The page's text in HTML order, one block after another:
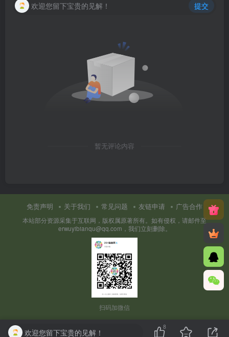
欢迎您留下宝贵的见解！ 提交
暂无评论内容
免责声明 关于我们 常见问题 友链申请 广告合作
本站部分资源采集于互联网，版权属原著所有。如有侵权，请邮件至
erwuyibianqu@qq.com，我们立刻删除。
扫码加微信
欢迎您留下宝贵的见解！
8